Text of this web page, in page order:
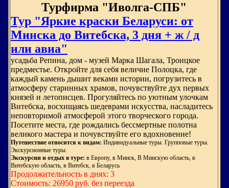
Турфирма "Иволга-СПБ"
Тур "Яркие краски Беларуси: от
Минска до Витебска, 3 дня + ж / д
или авиа"
усадьба Репина, дом - музей Марка Шагала, Троицкое
предместье. Откройте для себя величие Полоцка, где
каждый камень дышит веками истории, погрузитесь в
атмосферу старинных храмов, почувствуйте дух первых
князей и летописцев. Прогуляйтесь по уютным улочкам
Витебска, восхищаясь шедеврами искусства, насладитесь
неповторимой атмосферой этого творческого города.
Посетите места, где рождались бессмертные полотна
великого мастера и почувствуйте его вдохновение!
Путешествие относится к видам: Индивидуальные туры. Групповые туры.
Экскурсионные туры.
Экскурсии и отдых в туре: в Европу, в Минск, В Минскую область, в
Витебскую область, в Витебск, в Беларусь
Продолжительность в днях: 3
Стоимость: 26950 руб. без переезда